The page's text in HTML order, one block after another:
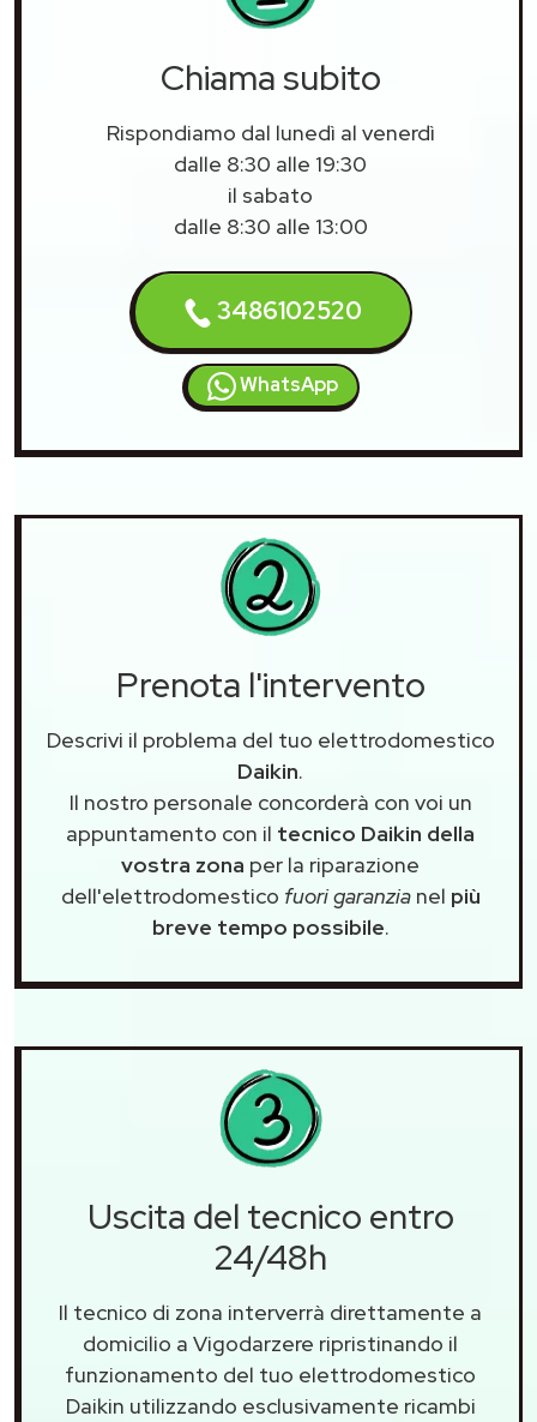
Chiama subito
Rispondiamo dal lunedì al venerdì
dalle 8:30 alle 19:30
il sabato
dalle 8:30 alle 13:00
3486102520
WhatsApp
Prenota l'intervento
Descrivi il problema del tuo elettrodomestico
Daikin.
Il nostro personale concorderà con voi un
appuntamento con il tecnico Daikin della
vostra zona per la riparazione
dell'elettrodomestico fuori garanzianel più
breve tempo possibile.
Uscita del tecnico entro
24/48h
Il tecnico di zona interverrà direttamente a
domicilio a Vigodarzere ripristinando il
funzionamento del tuo elettrodomestico
Daikin utilizzando esclusivamente ricambi